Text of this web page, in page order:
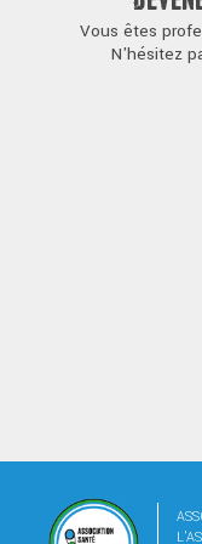
Vous êtes
N'hésitez